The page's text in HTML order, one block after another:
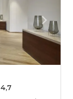
4,7